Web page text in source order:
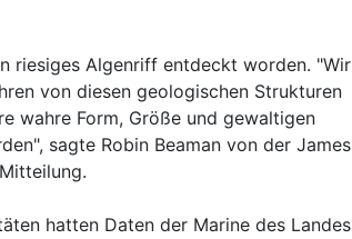
riesiges Algenriff entdeckt worden. "Wir
von diesen geologischen Strukturen
wahre Form, Größe und gewaltigen
sagte Robin Beaman von der James
hatten Daten der Marine des Landes